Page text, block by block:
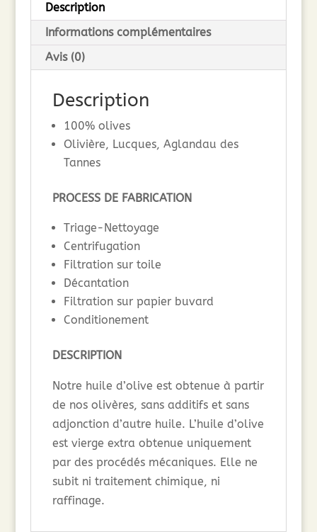
Description
Informations complémentaires
Avis (0)
Description
100% olives
Olivière, Lucques, Aglandau des
Tannes
PROCESS DE FABRICATION
Triage-Nettoyage
Centrifugation
Filtration sur toile
Décantation
Filtration sur papier buvard
Conditionement
DESCRIPTION
Notre huile d’olive est obtenue à partir
de nos olivères, sans additifs et sans
adjonction d’autre huile. L’huile d’olive
est vierge extra obtenue uniquement
par des procédés mécaniques. Elle ne
subit ni traitement chimique, ni
raffinage.